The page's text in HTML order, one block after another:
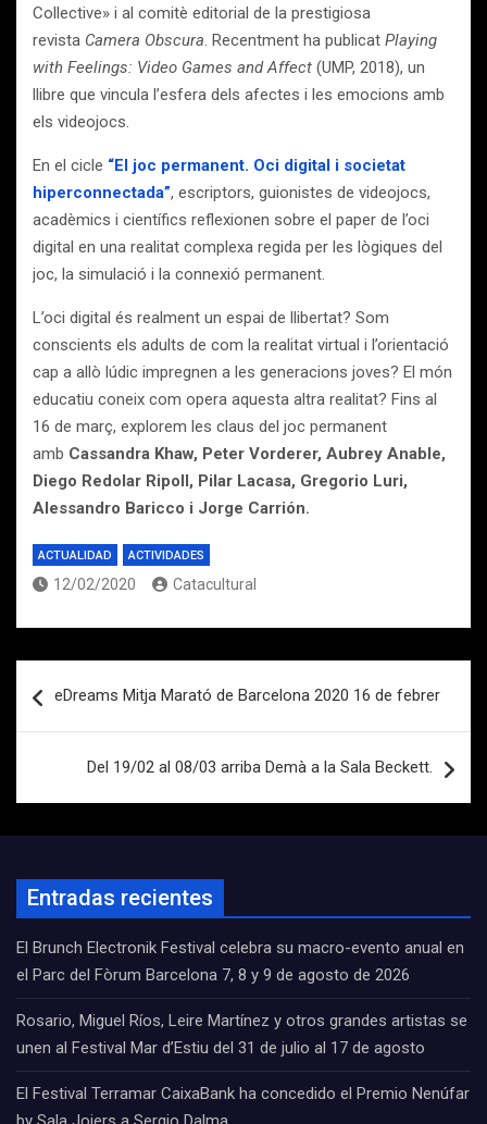
Collective» i al comitè editorial de la prestigiosa
revista Camera Obscura. Recentment ha publicat Playing
with Feelings: Video Games and Affect (UMP, 2018), un
llibre que vincula l’esfera dels afectes i les emocions amb
els videojocs.
En el cicle “El joc permanent. Oci digital i societat
hiperconnectada”, escriptors, guionistes de videojocs,
acadèmics i científics reflexionen sobre el paper de l’oci
digital en una realitat complexa regida per les lògiques del
joc, la simulació i la connexió permanent.
L’oci digital és realment un espai de llibertat? Som
conscients els adults de com la realitat virtual i l’orientació
cap a allò lúdic impregnen a les generacions joves? El món
educatiu coneix com opera aquesta altra realitat? Fins al
16 de març, explorem les claus del joc permanent
amb Cassandra Khaw, Peter Vorderer, Aubrey Anable,
Diego Redolar Ripoll, Pilar Lacasa, Gregorio Luri,
Alessandro Baricco i Jorge Carrión.
ACTUALIDAD ACTIVIDADES
12/02/2020 Catacultural
de
eDreams Mitja Marató de Barcelona 2020 16 de febrer
Del 19/02 al 08/03 arriba Demà a la Sala Beckett.
Entradas recientes
El Brunch Electronik Festival celebra su macro-evento anual en
el Parc del Fòrum Barcelona 7, 8 y 9 de agosto de 2026
Rosario, Miguel Ríos, Leire Martínez y otros grandes artistas se
unen al Festival Mar d’Estiu del 31 de julio al 17 de agosto
El Festival Terramar CaixaBank ha concedido el Premio Nenúfar